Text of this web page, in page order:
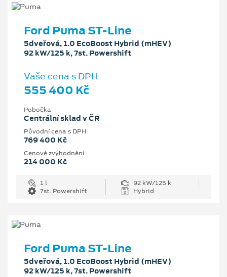
Ford Puma ST-Line
5dveřová, 1.0 EcoBoost Hybrid (mHEV)
92 kW/125 k, 7st. Powershift
Vaše cena s DPH
555 400 Kč
Pobočka
Centrální sklad v ČR
Původní cena s DPH
769 400 Kč
Cenové zvýhodnění
214 000 Kč
1 l
92 kW/125 k
7st. Powershift
Hybrid
Ford Puma ST-Line
5dveřová, 1.0 EcoBoost Hybrid (mHEV)
92 kW/125 k, 7st. Powershift